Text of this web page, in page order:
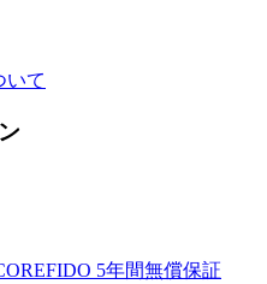
いて
5年間無償保証